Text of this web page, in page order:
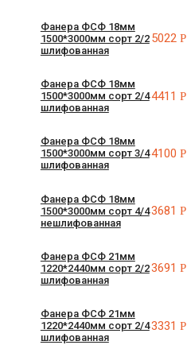
Фанера ФСФ 18мм
1500*3000мм сорт 2/2
шлифованная
5022Р
Фанера ФСФ 18мм
1500*3000мм сорт 2/4
шлифованная
4411Р
Фанера ФСФ 18мм
1500*3000мм сорт 3/4
шлифованная
4100Р
Фанера ФСФ 18мм
1500*3000мм сорт 4/4
нешлифованная
3681Р
Фанера ФСФ 21мм
1220*2440мм сорт 2/2
шлифованная
3691Р
Фанера ФСФ 21мм
1220*2440мм сорт 2/4
шлифованная
3331Р